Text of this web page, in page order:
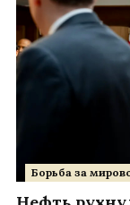
Борьба за